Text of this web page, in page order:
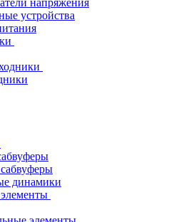
напряжения
устройства
динамики